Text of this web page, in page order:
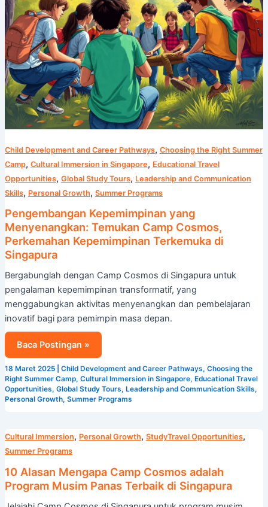
Child Development and Career Pathways, Choosing the Right Summer
Camp, Cultural Immersion in Singapore, Educational Travel
Opportunities, Global Study Tours, Leadership and Communication
Skills, Personal Growth, Summer Programs
Pengembangan Kepemimpinan yang
Menyenangkan: Temukan Camp Cosmos,
Perkemahan Kepemimpinan Terkemuka di
Singapura
Bergabunglah dengan Camp Cosmos di Singapura untuk
pengalaman kepemimpinan transformatif, yang
menggabungkan aktivitas menyenangkan dan pembelajaran
inovatif bagi para pemimpin masa depan.
Terkemuka
di
Singapura
Baca Postingan »
18 Maret 2025 Child Development and Career Pathways, Choosing the
Right Summer Camp, Cultural Immersion in Singapore, Educational Travel
Opportunities, Global Study Tours, Leadership and Communication Skills,
Personal Growth, Summer Programs
Cultural Immersion, Personal Growth, StudyTravel Opportunities,
Summer Programs
10 Alasan Mengapa Camp Cosmos adalah
Program Musim Panas Terbaik di Singapura
10
Alasan
Camp
Cosmos